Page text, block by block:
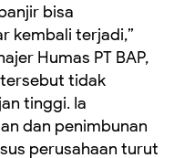
bisa
kembali terjadi,”
Humas PT BAP,
tidak
tinggi. Ia
dan penimbunan
perusahaan turut